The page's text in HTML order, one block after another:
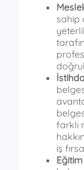
sahip
farklı
iş